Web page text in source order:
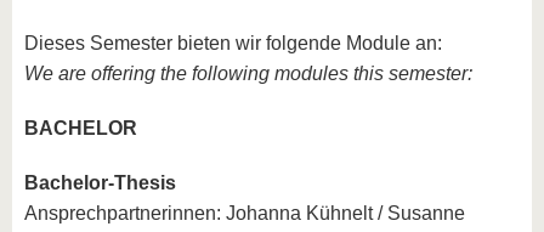
Dieses Semester bieten wir folgende Module an:
We are offering the following modules this semester:
BACHELOR
Bachelor-Thesis
Ansprechpartnerinnen: Johanna Kühnelt / Susanne